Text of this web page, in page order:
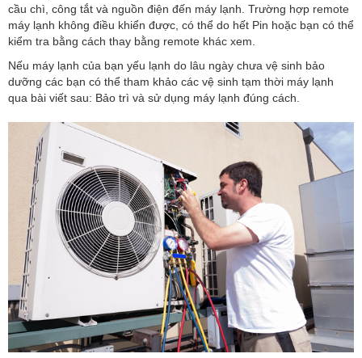
cầu chì, công tắt và nguồn điện đến máy lạnh. Trường hợp remote
máy lạnh không điều khiển được, có thể do hết Pin hoặc bạn có thể
kiểm tra bằng cách thay bằng remote khác xem.
Nếu máy lạnh của bạn yếu lạnh do lâu ngày chưa vệ sinh bảo
dưỡng các bạn có thể tham khảo các vệ sinh tạm thời máy lạnh
qua bài viết sau: Bảo trì và sử dụng máy lạnh đúng cách.